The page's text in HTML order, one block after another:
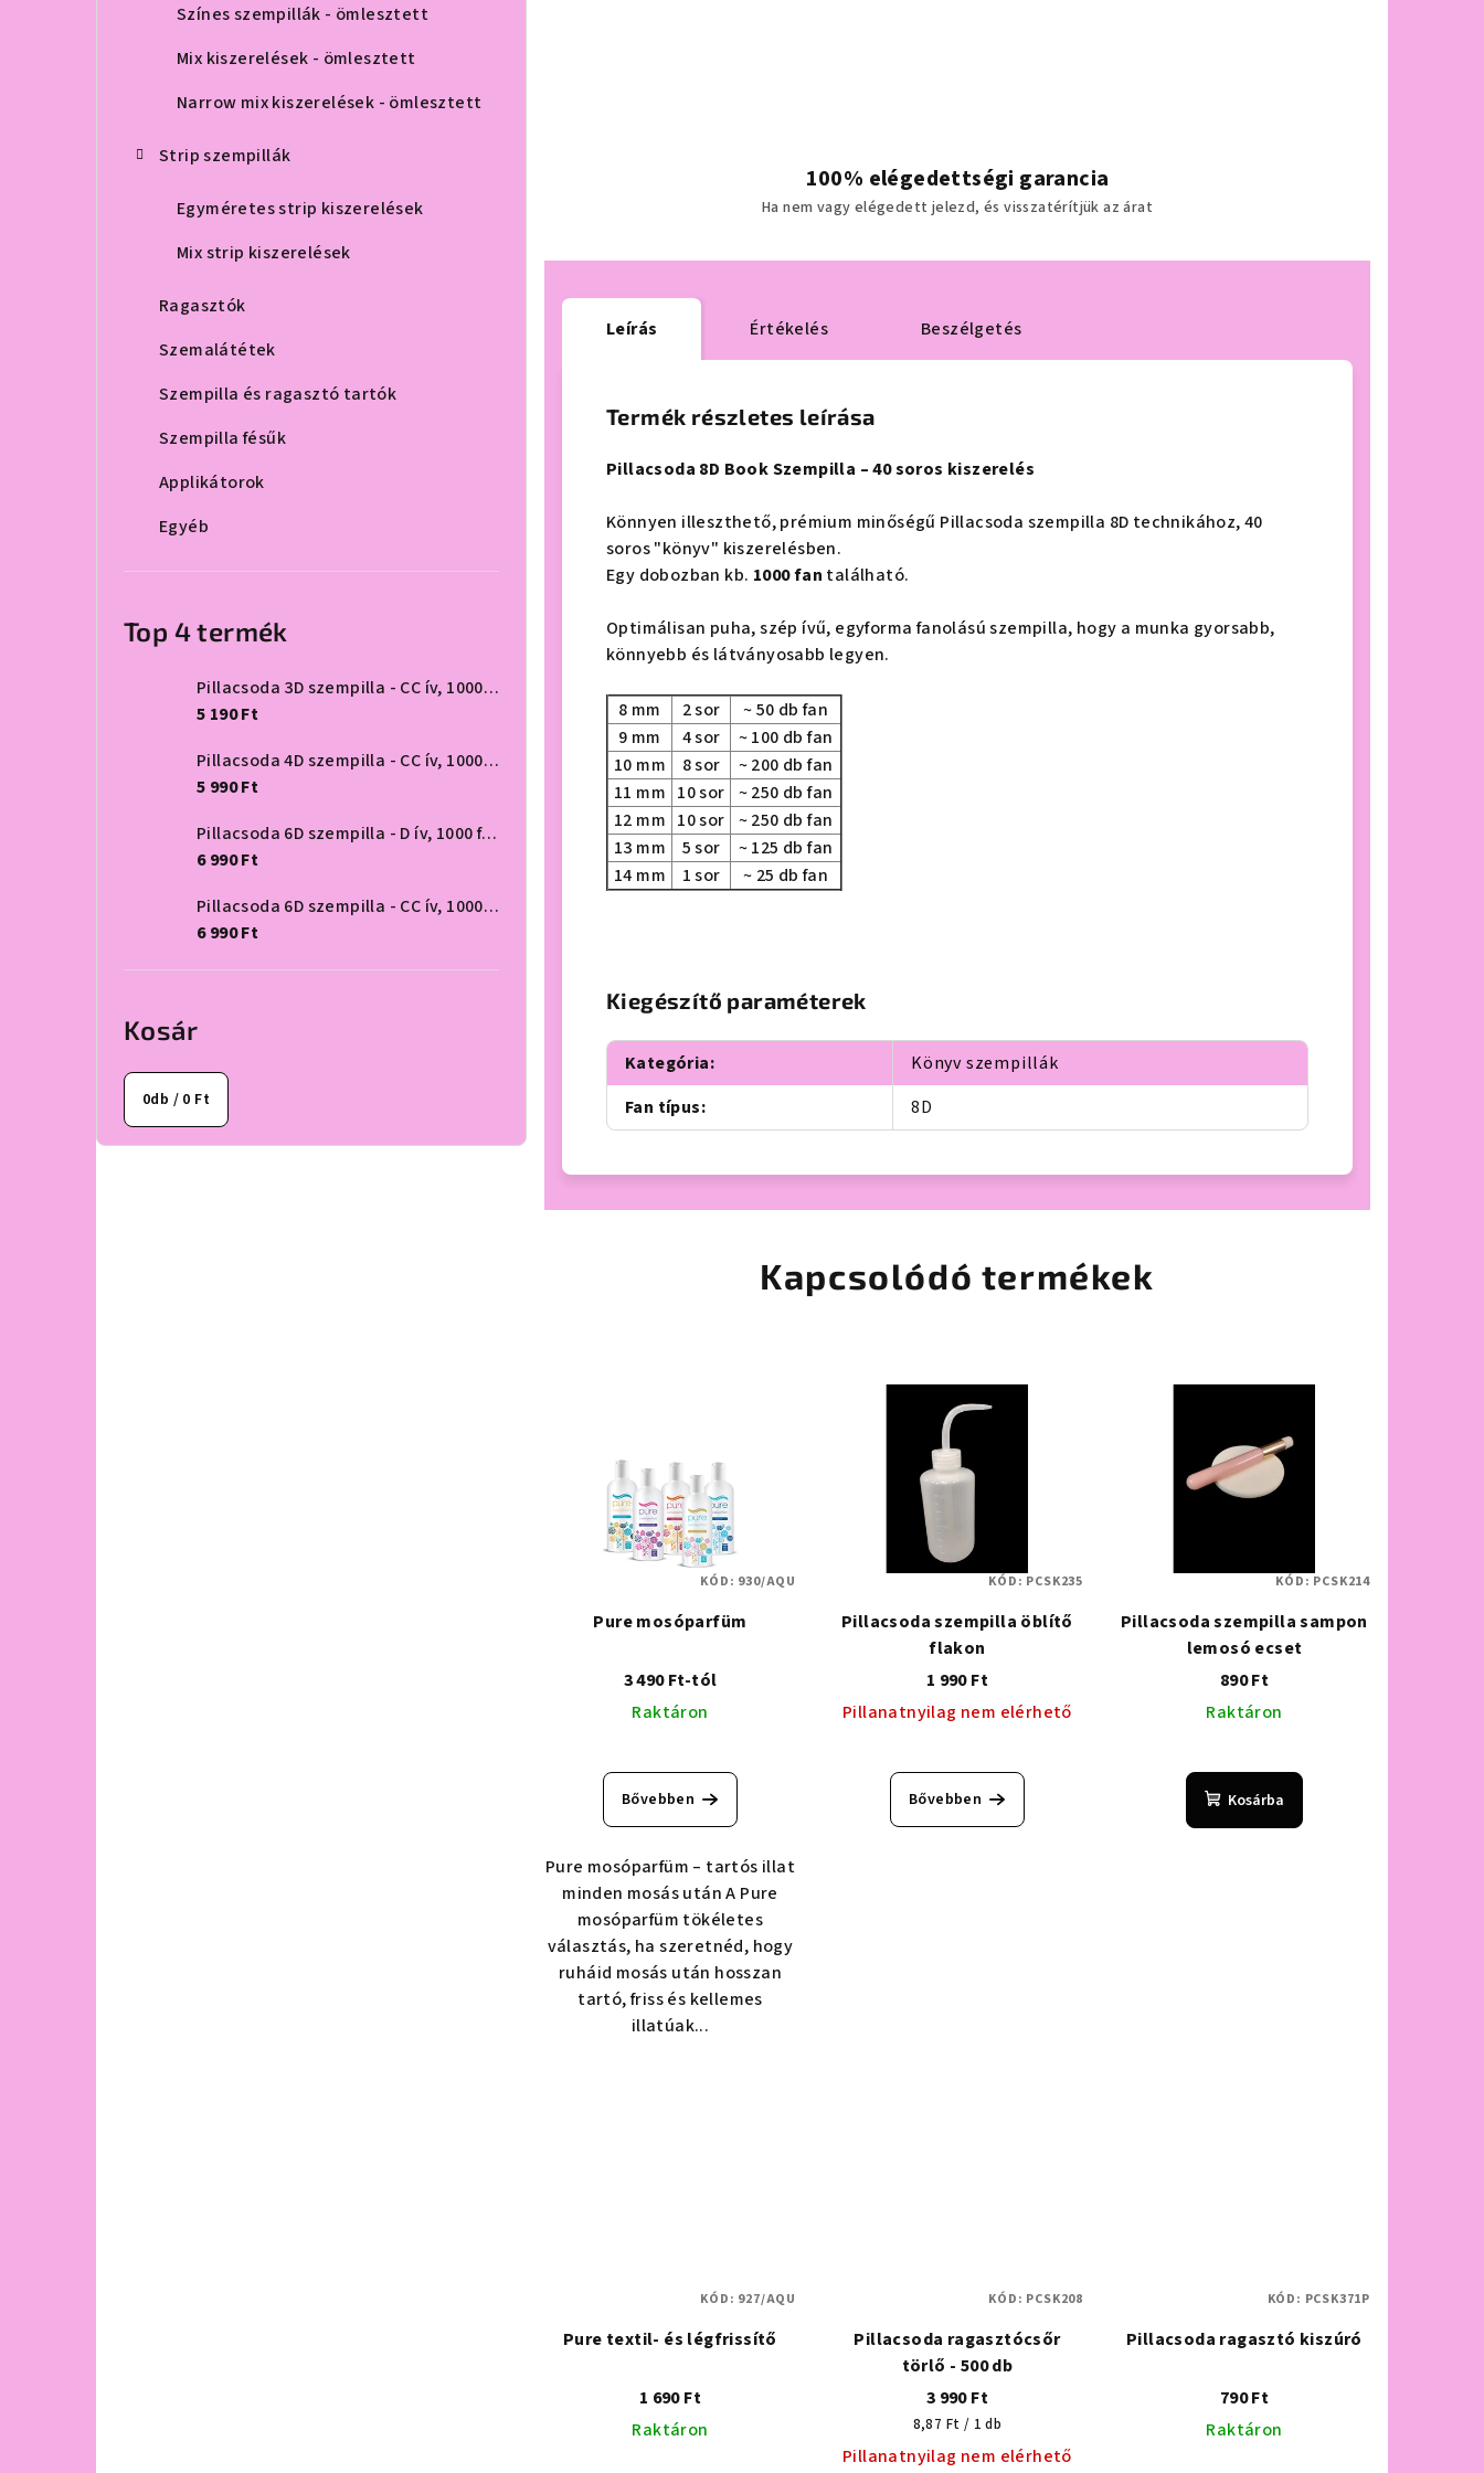
Színes szempillák - ömlesztett
Mix kiszerelések - ömlesztett
Narrow mix kiszerelések - ömlesztett
Strip szempillák
Egyméretes strip kiszerelések
Mix strip kiszerelések
Ragasztók
Szemalátétek
Szempilla és ragasztó tartók
Szempilla fésűk
Applikátorok
Egyéb
Top 4 termék
Pillacsoda 3D szempilla - CC ív, 1000 fan
5 190 Ft
Pillacsoda 4D szempilla - CC ív, 1000 fan
5 990 Ft
Pillacsoda 6D szempilla - D ív, 1000 fan
6 990 Ft
Pillacsoda 6D szempilla - CC ív, 1000 fan
6 990 Ft
Kosár
0db / 0 Ft
100% elégedettségi garancia
Ha nem vagy elégedett jelezd, és visszatérítjük az árat
Leírás Értékelés Beszélgetés
Termék részletes leírása
Pillacsoda 8D Book Szempilla – 40 soros kiszerelés
Könnyen illeszthető, prémium minőségű Pillacsoda szempilla 8D technikához, 40
soros "könyv" kiszerelésben.
Egy dobozban kb. 1000 fan található.
Optimálisan puha, szép ívű, egyforma fanolású szempilla, hogy a munka gyorsabb,
könnyebb és látványosabb legyen.
8 mm 2 sor
~ 50 db fan
9 mm
4 sor
~ 100 db fan
10 mm
8 sor
~ 200 db fan
11 mm 10 sor ~ 250 db fan
12 mm 10 sor ~ 250 db fan
13 mm
5 sor
~ 125 db fan
14 mm
1 sor ~ 25 db fan
Kiegészítő paraméterek
Kategória:
Könyv szempillák
Fan típus: 8D
Kapcsolódó termékek
Pure mosóparfüm
3 490 Ft-tól
Raktáron
Bővebben
Pure mosóparfüm – tartós illat
minden mosás után A Pure
mosóparfüm tökéletes
választás, ha szeretnéd, hogy
ruháid mosás után hosszan
tartó, friss és kellemes
illatúak...
KÓD: 930/AQU
Pillacsoda szempilla öblítő
flakon
1 990 Ft
Pillanatnyilag nem elérhető
Bővebben
KÓD: PCSK235
Pillacsoda szempilla sampon
lemosó ecset
890 Ft
Raktáron
Kosárba
KÓD: PCSK214
Pure textil- és légfrissítő
1 690 Ft
Raktáron
KÓD: 927/AQU
Pillacsoda ragasztócsőr
törlő - 500 db
3 990 Ft
Egységár:
8,87 Ft / 1 db
Pillanatnyilag nem elérhető
KÓD: PCSK208
Pillacsoda ragasztó kiszúró
790 Ft
Raktáron
KÓD: PCSK371P